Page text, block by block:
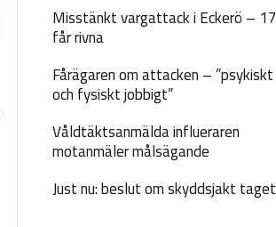
Misstänkt vargattack i Eckerö – 17
får rivna
Fårägaren om attacken – ”psykiskt
och fysiskt jobbigt”
Våldtäktsanmälda influeraren
motanmäler målsägande
Just nu: beslut om skyddsjakt taget